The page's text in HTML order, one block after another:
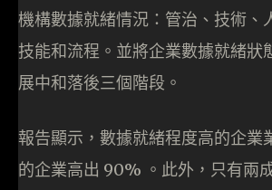
機構數據就緒情況：管治、技術、
技能和流程。並將企業數據就緒狀
展中和落後三個階段。
報告顯示，數據就緒程度高的企業
的企業高出 90% 。此外，只有兩